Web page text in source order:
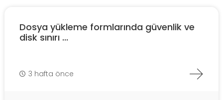
Dosya yükleme formlarında güvenlik ve
disk sınırı ...
3 hafta önce